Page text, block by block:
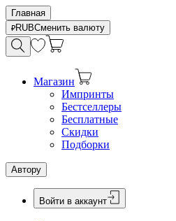
Главная
RUBСменить валюту
Магазин
Импринты
Бестселлеры
Бесплатные
Скидки
Подборки
Автору
Войти в аккаунт